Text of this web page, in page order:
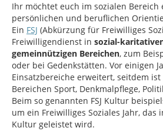
Ihr möchtet euch im sozialen
persönlichen und beruflichen
Ein FSJ (Abkürzung für Freiwilliges
Freiwilligendienst in sozial-
gemeinnützigen Bereichen, zum
oder bei Gedenkstätten. Vor einigen
Einsatzbereiche erweitert, seitdem ist
Bereichen Sport, Denkmalpflege,
Beim so genannten FSJ Kultur
um ein Freiwilliges Soziales Jahr,
Kultur geleistet wird.